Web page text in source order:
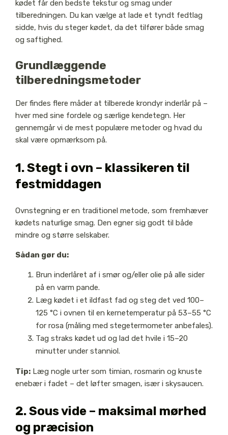
kødet får den bedste tekstur og smag under
tilberedningen. Du kan vælge at lade et tyndt fedtlag
sidde, hvis du steger kødet, da det tilfører både smag
og saftighed.
Grundlæggende
tilberedningsmetoder
Der findes flere måder at tilberede krondyr inderlår på –
hver med sine fordele og særlige kendetegn. Her
gennemgår vi de mest populære metoder og hvad du
skal være opmærksom på.
1. Stegt i ovn – klassikeren til
festmiddagen
Ovnstegning er en traditionel metode, som fremhæver
kødets naturlige smag. Den egner sig godt til både
mindre og større selskaber.
Sådan gør du:
Brun inderlåret af i smør og/eller olie på alle sider
på en varm pande.
Læg kødet i et ildfast fad og steg det ved 100–
125 °C i ovnen til en kernetemperatur på 53–55 °C
for rosa (måling med stegetermometer anbefales).
Tag straks kødet ud og lad det hvile i 15–20
minutter under stanniol.
Tip:Læg nogle urter som timian, rosmarin og knuste
enebær i fadet – det løfter smagen, især i skysaucen.
2. Sous vide – maksimal mørhed
og præcision